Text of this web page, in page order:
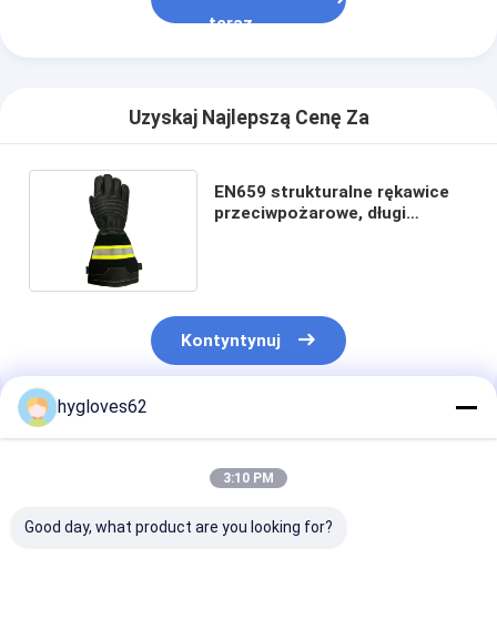
teraz
Uzyskaj Najlepszą Cenę Za
EN659 strukturalne rękawice
przeciwpożarowe, długi
Kontyntynuj
Polecane Produkty
hygloves62
3:10 PM
Good day, what product are you looking for?